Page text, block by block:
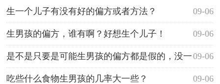
09-06
生一个儿子有没有好的偏方或者方法？
09-06
生男孩的偏方，谁有啊？好想生个儿子！
09-06
是不是只要是可能生男孩的偏方都是假的，没一
点作用？ 09-06
吃些什么食物生男孩的几率大一些？